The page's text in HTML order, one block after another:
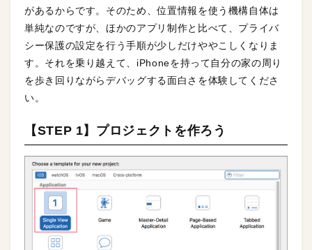
があるからです。そのため、位置情報を使う機構自体は
単純なのですが、ほかのアプリ制作と比べて、プライバ
シー保護の設定を行う手順が少しだけややこしくなりま
す。それを乗り越えて、iPhoneを持って自分の家の周り
を歩き回りながらデバッグする面白さを体験してくださ
い。
【STEP 1】プロジェクトを作ろう